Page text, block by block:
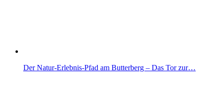
Der Natur-Erlebnis-Pfad am Butterberg – Das Tor zur…